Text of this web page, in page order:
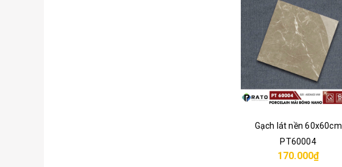
Gạch lát nền 60x60cm
PT60004
170.000₫